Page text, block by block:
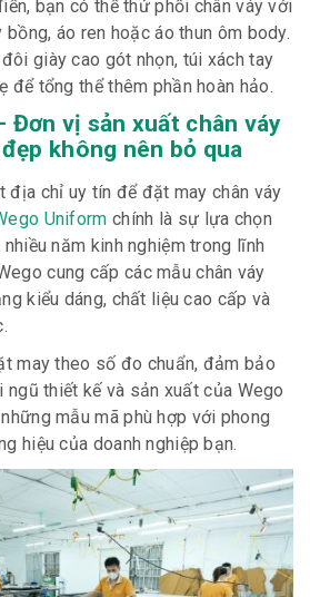
bạn có thể thử phối chân váy với
áo ren hoặc áo thun ôm body.
giày cao gót nhọn, túi xách tay
để tổng thể thêm phần hoàn hảo.
Đơn vị sản xuất chân váy
không nên bỏ qua
địa chỉ uy tín để đặt may chân váy
Uniform chính là sự lựa chọn
năm kinh nghiệm trong lĩnh
cung cấp các mẫu chân váy
kiểu dáng, chất liệu cao cấp và
may theo số đo chuẩn, đảm bảo
thiết kế và sản xuất của Wego
mẫu mã phù hợp với phong
hiệu của doanh nghiệp bạn.